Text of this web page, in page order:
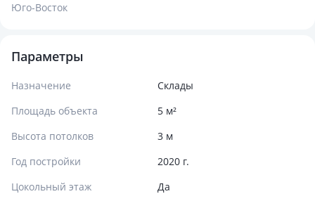
Юго-Восток
Параметры
Назначение
Склады
Площадь объекта
5 м²
Высота потолков
3 м
Год постройки
2020 г.
Цокольный этаж
Да